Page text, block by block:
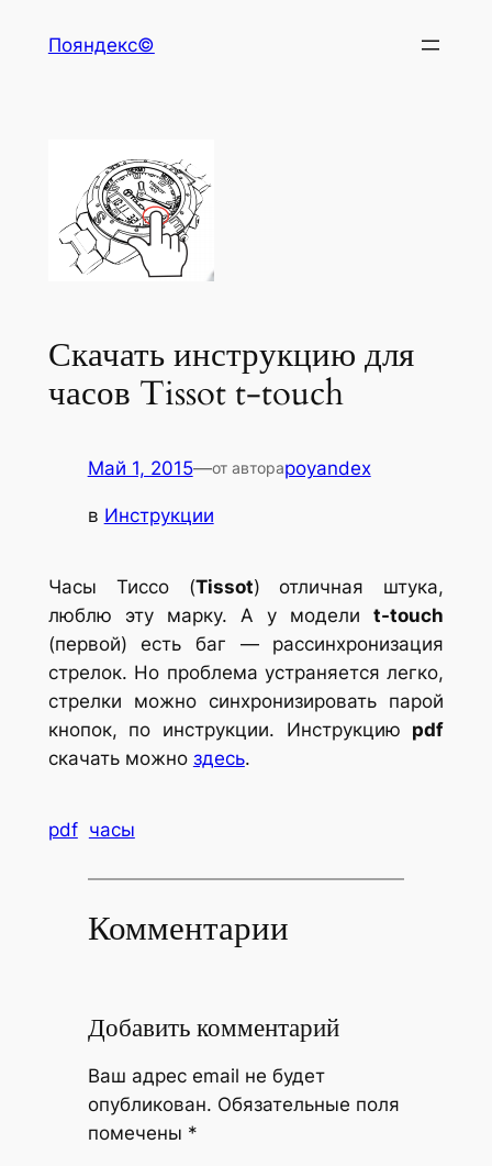
Пояндекс©
Скачать инструкцию для
часов Tissot t-touch
Май 1, 2015—от автораpoyandex
в Инструкции
Часы Тиссо (Tissot) отличная штука,
люблю эту марку. А у моделиt-touch
(первой) есть баг — рассинхронизация
стрелок. Но проблема устраняется легко,
стрелки можно синхронизировать парой
кнопок, по инструкции. Инструкцию pdf
скачать можно здесь.
pdf часы
Комментарии
Добавить комментарий
Ваш адрес email не будет
опубликован. Обязательные поля
помечены *